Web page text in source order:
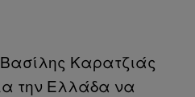
Καρατζιάς
την Ελλάδα να